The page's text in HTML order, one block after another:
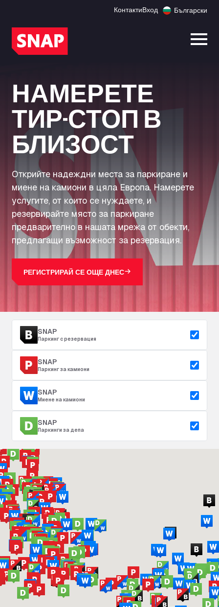
КонтактиВход Български
НАМЕРЕТЕ
ТИР-СТОП В
БЛИЗОСТ
Открийте надеждни места за паркиране и
миене на камиони в цяла Европа. Намерете
услугите, от които се нуждаете, и
резервирайте място за паркиране
предварително в нашата мрежа от обекти,
предлагащи възможност за резервация.
РЕГИСТРИРАЙ СЕ ОЩЕ ДНЕС
SNAP
Паркинг с резервация
SNAP
Паркинг за камиони
SNAP
Миене на камиони
SNAP
Паркинги за депа